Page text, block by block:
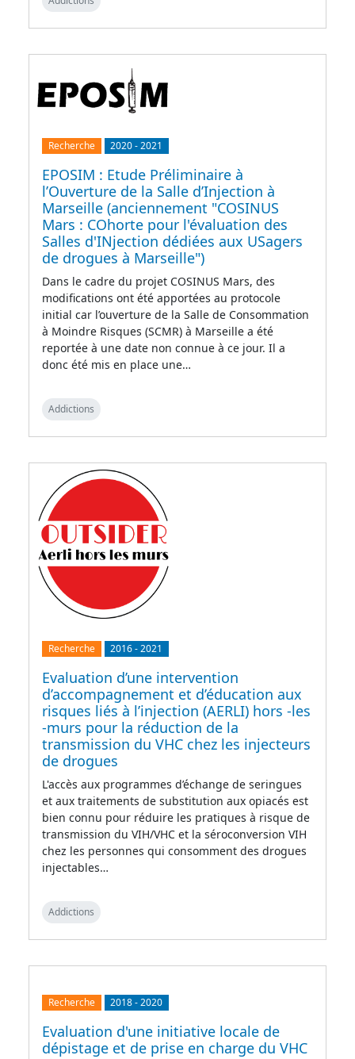
Recherche 2020-2021
EPOSIM : Etude Préliminaire à
l’Ouverture de la Salle d’Injection à
Marseille (anciennement "COSINUS
Mars : COhorte pour l'évaluation des
Salles d'INjection dédiées aux USagers
de drogues à Marseille")
Dans le cadre du projet COSINUS Mars, des
modifications ont été apportées au protocole
initial car l’ouverture de la Salle de Consommation
à Moindre Risques (SCMR) à Marseille a été
reportée à une date non connue à ce jour. Il a
donc été mis en place une…
Addictions
Recherche 2016-2021
Evaluation d’une intervention
d’accompagnement et d’éducation aux
risques liés à l’injection (AERLI) hors -les
-murs pour la réduction de la
transmission du VHC chez les injecteurs
de drogues
L'accès aux programmes d’échange de seringues
et aux traitements de substitution aux opiacés est
bien connu pour réduire les pratiques à risque de
transmission du VIH/VHC et la séroconversion VIH
chez les personnes qui consomment des drogues
injectables…
Addictions
Recherche 2018-2020
Evaluation d'une initiative locale de
dépistage et de prise en charge du VHC